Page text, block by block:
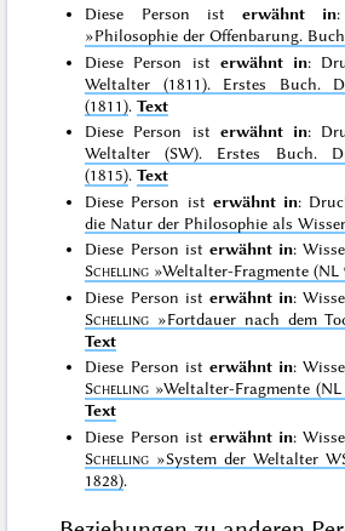
Diese Person ist erwähnt in
»Philosophie der Offenbarung.
Diese Person ist erwähnt in:
Weltalter (1811). Erstes Buch.
(1811).Text
Diese Person ist erwähnt in:
Weltalter (SW). Erstes Buch.
(1815).Text
Diese Person ist erwähnt in:
die Natur der Philosophie als
Diese Person ist erwähnt in:
Schelling »Weltalter-Fragmente (NL
Diese Person ist erwähnt in:
Schelling »Fortdauer nach dem
Text
Diese Person ist erwähnt in:
Schelling »Weltalter-Fragmente (NL
Text
Diese Person ist erwähnt in:
Schelling »System der Weltalter
1828).